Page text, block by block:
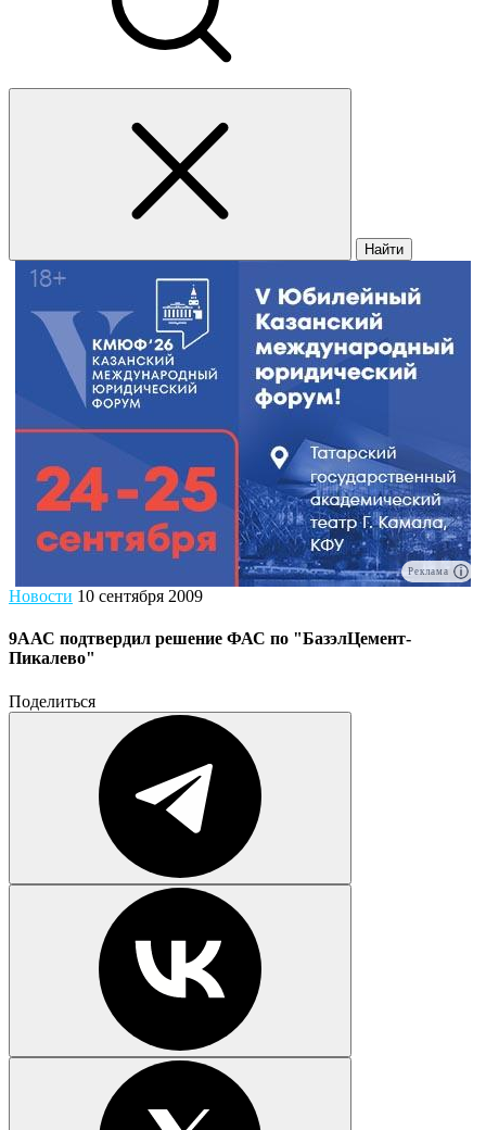
Найти
Реклама
Новости 10 сентября 2009
9ААС подтвердил решение ФАС по "БазэлЦемент-
Пикалево"
Поделиться